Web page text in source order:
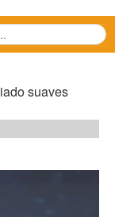
suaves